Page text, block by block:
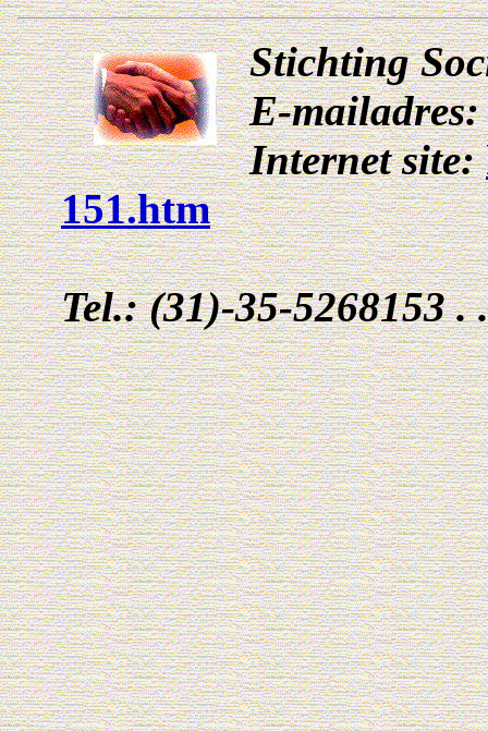
Stichting
E-
Internet site:
151.htm
Tel.: (31)-35-5268153